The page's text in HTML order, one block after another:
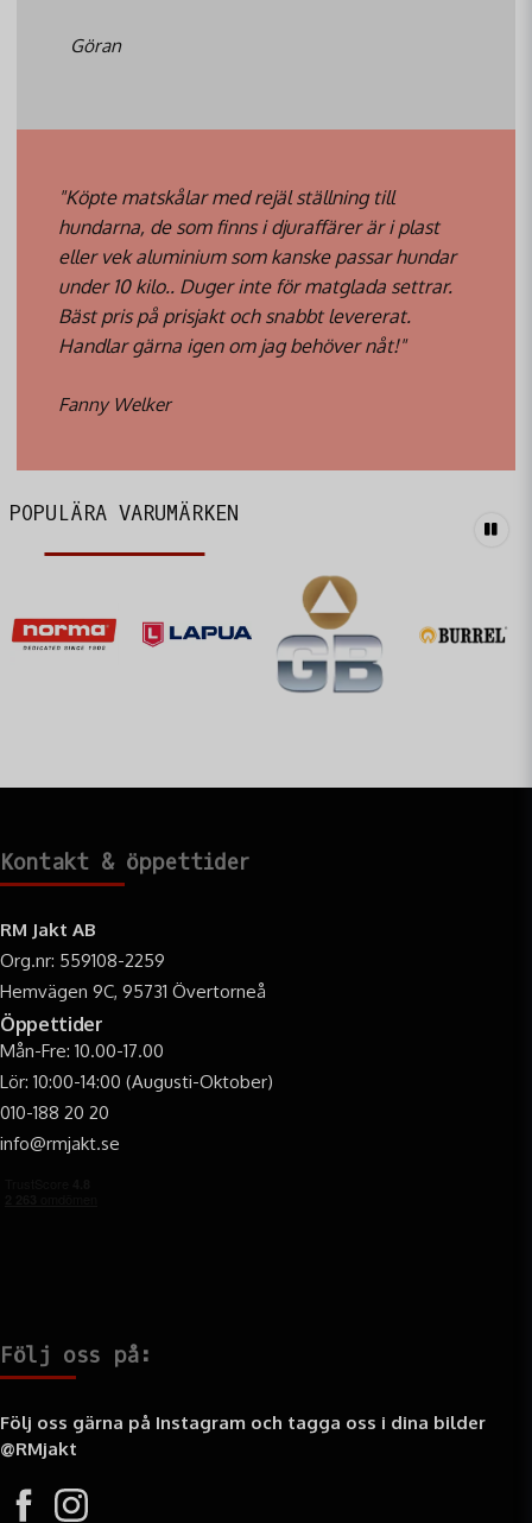
Göran
"Köpte matskålar med rejäl ställning till
hundarna, de som finns i djuraffärer är i plast
eller vek aluminium som kanske passar hundar
under 10 kilo.. Duger inte för matglada settrar.
Bäst pris på prisjakt och snabbt levererat.
Handlar gärna igen om jag behöver nåt!"
Fanny Welker
POPULÄRA VARUMÄRKEN
Kontakt & öppettider
RM Jakt AB
Org.nr: 559108-2259
Hemvägen 9C, 95731 Övertorneå
Öppettider
Mån-Fre: 10.00-17.00
Lör: 10:00-14:00 (Augusti-Oktober)
010-188 20 20
info@rmjakt.se
Följ oss på:
Följ oss gärna på Instagram och tagga oss i dina bilder
@RMjakt